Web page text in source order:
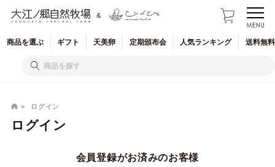
&
商品を選ぶ ギフト 天美卵 定期頒布会 人気ランキング 送料無
ログイン
ログイン
会員登録がお済みのお客様